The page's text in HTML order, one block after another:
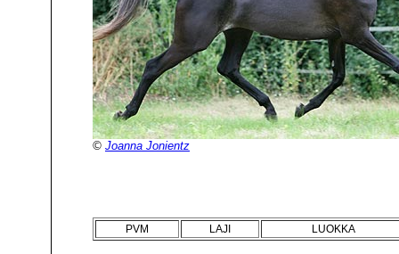
© Joanna Jonientz
PVM LAJI LUOKKA